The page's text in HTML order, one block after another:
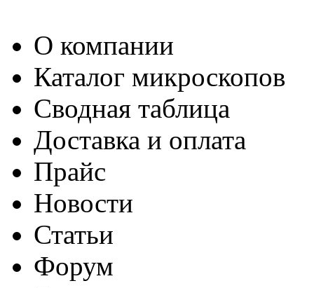
О компании
Каталог микроскопов
Сводная таблица
Доставка и оплата
Прайс
Новости
Статьи
Форум